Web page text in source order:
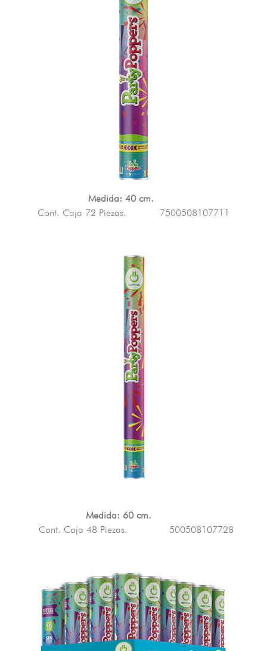
Medida: 40 cm.
Cont. Caja 72 Piezas. 7500508107711
Medida: 60 cm.
Cont. Caja 48 Piezas. 500508107728